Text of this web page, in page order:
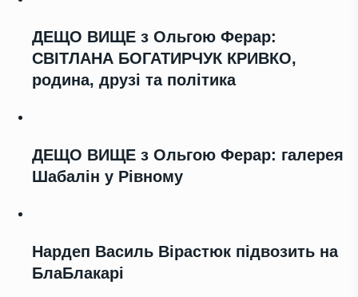
ДЕЩО ВИЩЕ з Ольгою Ферар:
СВІТЛАНА БОГАТИРЧУК КРИВКО,
родина, друзі та політика
ДЕЩО ВИЩЕ з Ольгою Ферар: галерея
Шабалін у Рівному
Нардеп Василь Вірастюк підвозить на
БлаБлакарі